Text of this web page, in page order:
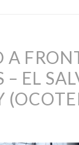
A
EL